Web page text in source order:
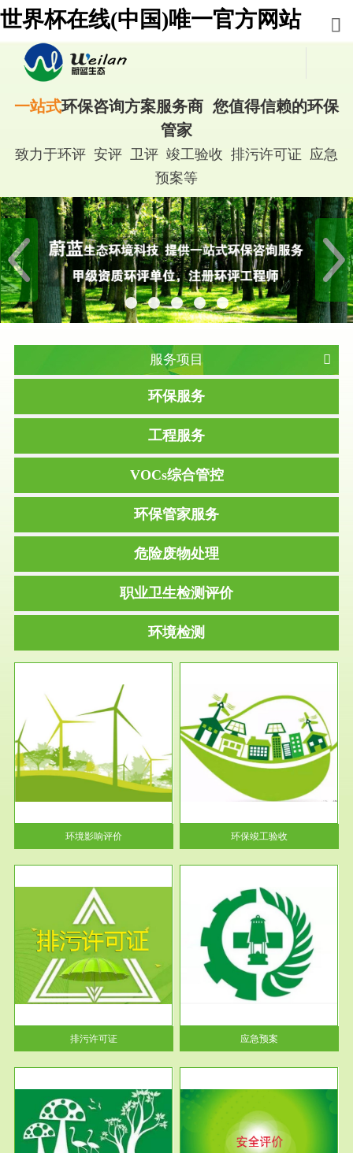
世界杯在线(中国)唯一官方网站
一站式环保咨询方案服务商 您值得信赖的环保
管家
致力于环评 安评 卫评 竣工验收 排污许可证 应急
预案等
服务项目
环保服务
工程服务
VOCs综合管控
环保管家服务
危险废物处理
职业卫生检测评价
环境检测
环境影响评价
服务范围
环保竣工验收
根据《建设项目环境保护管理条
例》第十七条 编制环境影响报
告书、...
环保竣工验收
排污许可证
服务范围
应急预案
根据《中华人民共和国环境保护
法》第十九条 企业事业单位应
当按照...
应急预案
服务范围